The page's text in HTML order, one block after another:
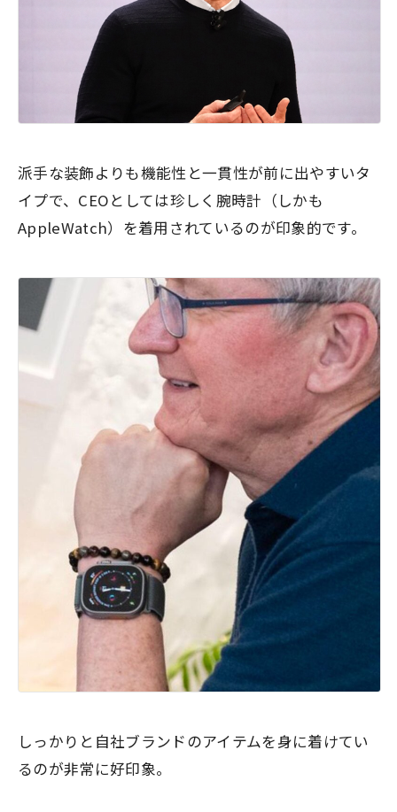
派手な装飾よりも機能性と一貫性が前に出やすいタ
イプで、CEOとしては珍しく腕時計（しかも
AppleWatch）を着用されているのが印象的です。
しっかりと自社ブランドのアイテムを身に着けてい
るのが非常に好印象。